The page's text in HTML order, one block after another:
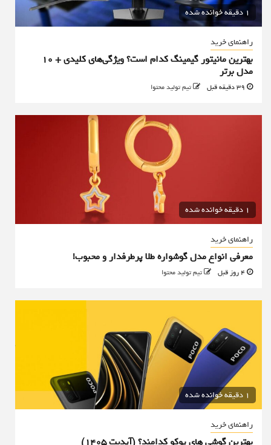
1 دقیقه خوانده شده
راهنمای خرید
بهترین مانیتور گیمینگ کدام است؟ ویژگی‌های کلیدی + 10
مدل برتر
تیم تولید محتوا
1 دقیقه خوانده شده
راهنمای خرید
معرفی انواع مدل گوشواره طلا پرطرفدار و محبوب!
تیم تولید محتوا
1 دقیقه خوانده شده
راهنمای خرید